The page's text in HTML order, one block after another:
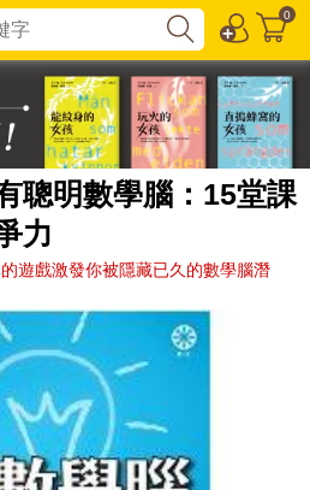
0
聰明數學腦：15堂課
力
遊戲激發你被隱藏已久的數學腦潛